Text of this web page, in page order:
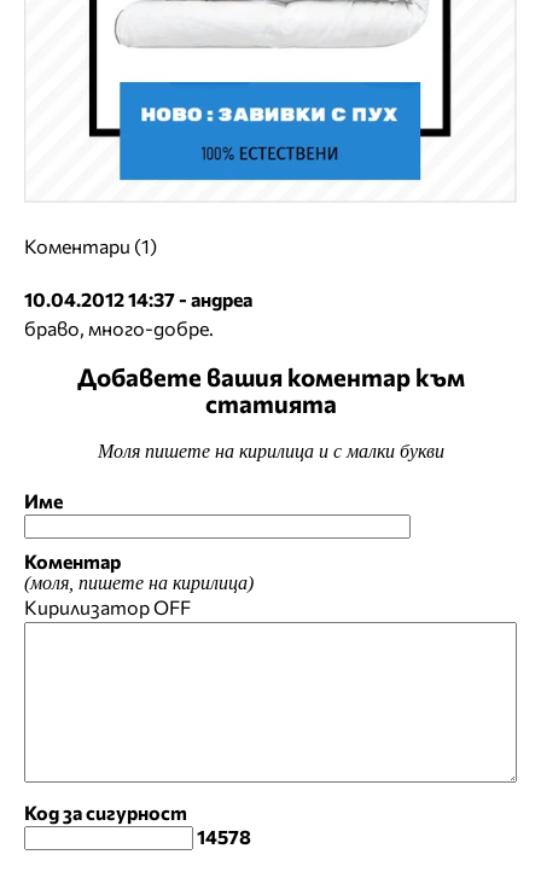
Коментари (1)
10.04.2012 14:37 - андреа
браво, много-добре.
Добавете вашия коментар към
статията
Моля пишете на кирилица и с малки букви
Име
Коментар
(моля, пишете на кирилица)
КирилизаторOFF
Код за сигурност
14578